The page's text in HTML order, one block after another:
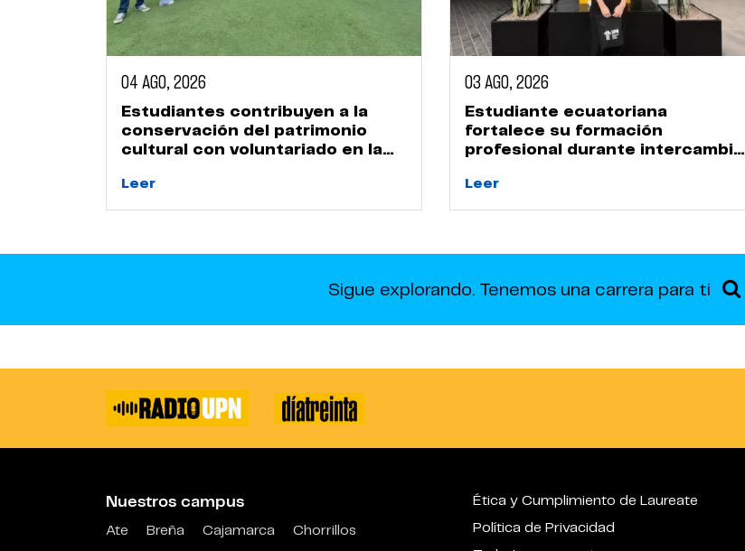
04 AGO, 2026
Estudiantes contribuyen a la
conservación del patrimonio
cultural con voluntariado en la
Leer
03 AGO, 2026
Estudiante ecuatoriana
fortalece su formación
profesional durante intercambio
Leer
Sigue explorando. Tenemos una carrera para ti
Nuestros campus
Ate Breña Cajamarca
Chorrillos
Ética y Cumplimiento de Laureate
Política de Privacidad